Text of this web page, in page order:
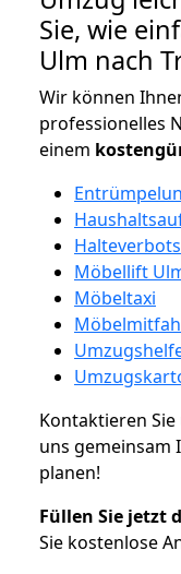
Sie, wie
Ulm nach
Wir können
professionelles
einem
Möbellift
Möbeltaxi
Kontaktieren
uns gemeinsam
planen!
Füllen Sie jetzt
Sie kostenlose